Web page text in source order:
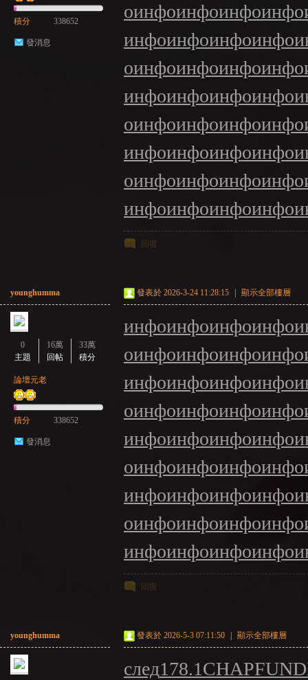
積分 338652
發消息
оинфоинфоинфоинфо
инфоинфоинфоинфо
оинфоинфоинфоинфо
инфоинфоинфоинфо
оинфоинфоинфоинфо
инфоинфоинфоинфо
оинфоинфоинфоинфо
инфоинфоинфоинфо
回復
younghumma
0
主題
16萬
回帖
33萬
積分
論壇元老
積分 338652
發消息
發表於 2026-3-24 11:28:15 顯示全部樓層
инфоинфоинфоинфо
оинфоинфоинфоинфо
инфоинфоинфоинфо
оинфоинфоинфоинфо
инфоинфоинфоинфо
оинфоинфоинфоинфо
инфоинфоинфоинфо
оинфоинфоинфоинфо
инфоинфоинфоинфо
回復
younghumma 發表於 2026-5-3 07:11:50 顯示全部樓層
след178.1CHAPFUND